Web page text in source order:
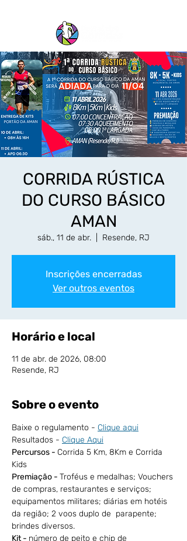
CORRIDA RÚSTICA
DO CURSO BÁSICO
AMAN
sáb., 11 de abr. Resende, RJ
Inscrições encerradas
Ver outros eventos
Horário e local
11 de abr. de 2026, 08:00
Resende, RJ
Sobre o evento
Baixe o regulamento - Clique aqui
Resultados - Clique Aqui
Percursos - Corrida 5 Km, 8Km e Corrida
Kids
Premiação - Troféus e medalhas; Vouchers
de compras, restaurantes e serviços;
equipamentos militares; diárias em hotéis
da região; 2 voos duplo de  parapente;
brindes diversos.
Kit - número de peito e chip de